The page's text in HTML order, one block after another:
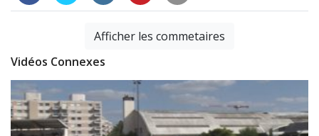
Afficher les commetaires
Vidéos Connexes